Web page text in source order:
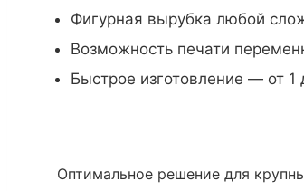
Фигурная вырубка любой
Возможность печати
Быстрое изготовление — от 1
Оптимальное решение для